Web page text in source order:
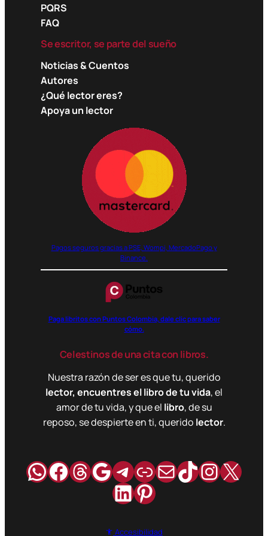
PQRS
FAQ
Se escritor, se parte del sueño
Noticias & Cuentos
Autores
¿Qué lector eres?
Apoya un lector
Pagos seguros gracias a PSE, Wompi, MercadoPago y
Binance.
Paga libritos con Puntos Colombia, dale clic para saber
cómo.
Celestinos de una cita con libros.
Nuestra razón de ser es que tu, querido
lector, encuentres el libro de tu vida, el
amor de tu vida, y que el libro, de su
reposo, se despierte en ti, querido lector.
WhatsApp
Facebook
Hilos
Google
Telegram
Enlace
Correo
TikTok
X
LinkedIn
Pinterest
Accesibilidad